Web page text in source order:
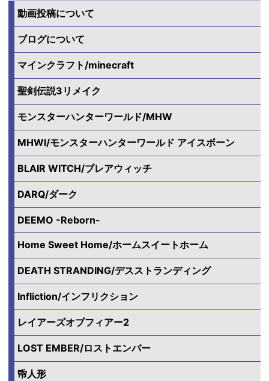
動画投稿について
ブログについて
マインクラフト/minecraft
聖剣伝説3リメイク
モンスターハンターワールド/MHW
MHWI/モンスターハンターワールド アイスボーン
BLAIR WITCH/ブレアウィッチ
DARQ/ダーク
DEEMO -Reborn-
Home Sweet Home/ホームスイートホーム
DEATH STRANDING/デスストランディング
Infliction/インフリクション
レイアーズオブフィアー2
LOST EMBER/ロストエンバー
帋人形